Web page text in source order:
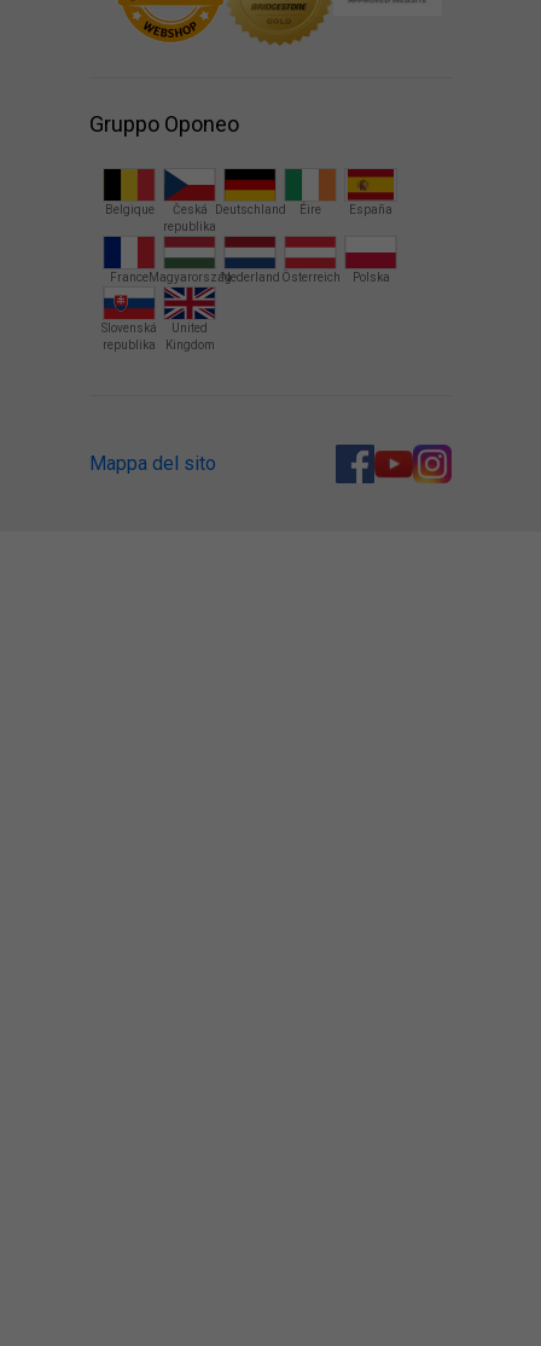
Gruppo Oponeo
Belgique
Česká
republika
Deutschland Éire España
FranceMagyarországNederland Österreich Polska
Slovenská
republika
United
Kingdom
Mappa del sito